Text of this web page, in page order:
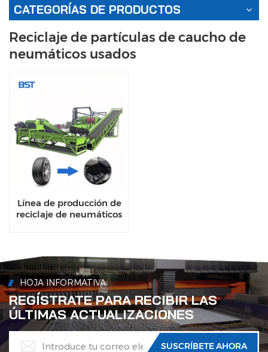
CATEGORÍAS DE PRODUCTOS
Reciclaje de partículas de caucho de
neumáticos usados
Línea de producción de
reciclaje de neumáticos
HOJA INFORMATIVA
REGÍSTRATE PARA RECIBIR LAS
ÚLTIMAS ACTUALIZACIONES